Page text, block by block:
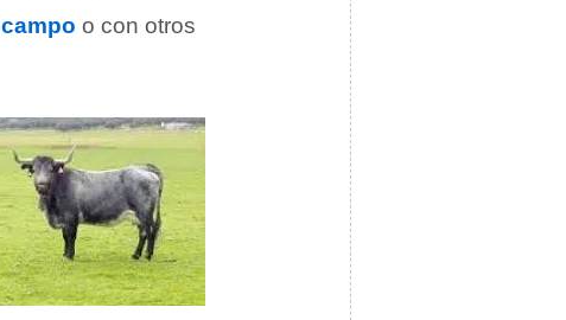
campo o con otros